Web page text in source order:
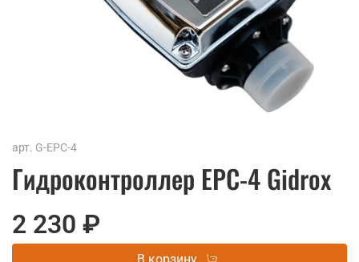
арт. G-EPC-4
Гидроконтроллер EPC-4 Gidrox
2 230 ₽